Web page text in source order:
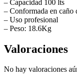
– Capacidad 100 lts
– Conformada en caño
– Uso profesional
– Peso: 18.6Kg
Valoraciones
No hay valoraciones